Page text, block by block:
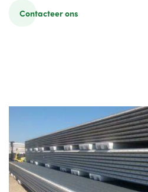
Contacteer ons